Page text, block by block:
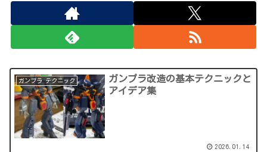
ガンプラ テクニック
ガンプラ改造の基本テクニックと
アイデア集
2026.01.14